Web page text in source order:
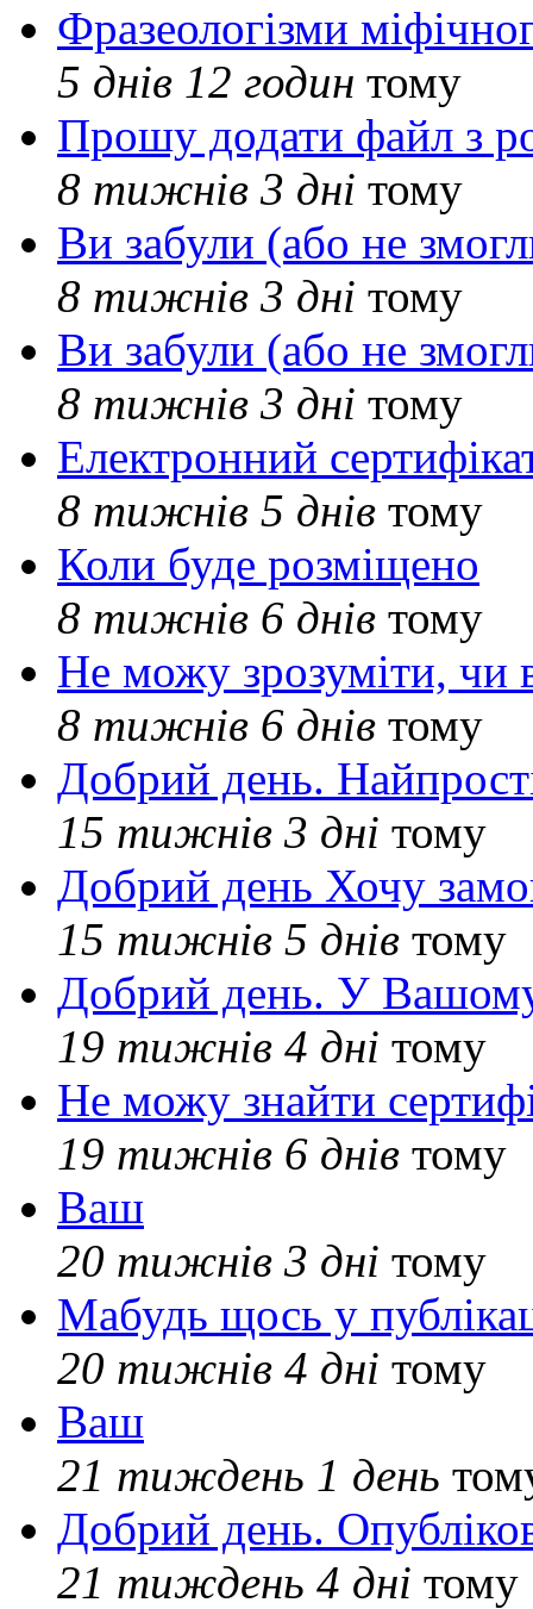
Фразеологізми
5 днів 12 годин тому
Прошу додати файл з
8 тижнів 3 дні тому
Ви забули (або не
8 тижнів 3 дні тому
Ви забули (або не
8 тижнів 3 дні тому
Електронний
8 тижнів 5 днів тому
Коли буде розміщено
8 тижнів 6 днів тому
Не можу зрозуміти, чи
8 тижнів 6 днів тому
Добрий день.
15 тижнів 3 дні тому
Добрий день Хочу
15 тижнів 5 днів тому
Добрий день. У Вашому
19 тижнів 4 дні тому
Не можу знайти
19 тижнів 6 днів тому
Ваш
20 тижнів 3 дні тому
Мабудь щось у
20 тижнів 4 дні тому
Ваш
21 тиждень 1 день
Добрий день.
21 тиждень 4 дні тому